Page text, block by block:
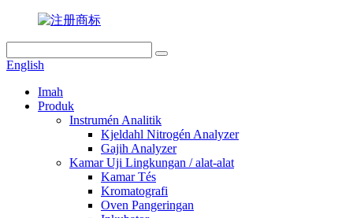
English
Imah
Produk
Instrumén Analitik
Kjeldahl Nitrogén Analyzer
Gajih Analyzer
Kamar Uji Lingkungan / alat-alat
Kamar Tés
Kromatografi
Oven Pangeringan